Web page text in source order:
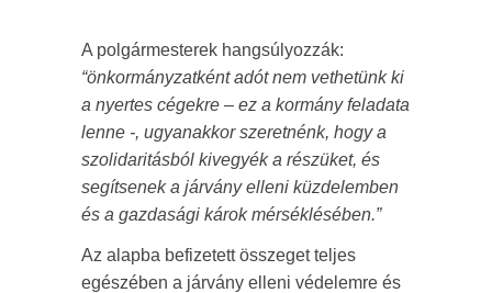
A polgármesterek hangsúlyozzák:
“önkormányzatként adót nem vethetünk ki
a nyertes cégekre – ez a kormány feladata
lenne -, ugyanakkor szeretnénk, hogy a
szolidaritásból kivegyék a részüket, és
segítsenek a járvány elleni küzdelemben
és a gazdasági károk mérséklésében.”
Az alapba befizetett összeget teljes
egészében a járvány elleni védelemre és